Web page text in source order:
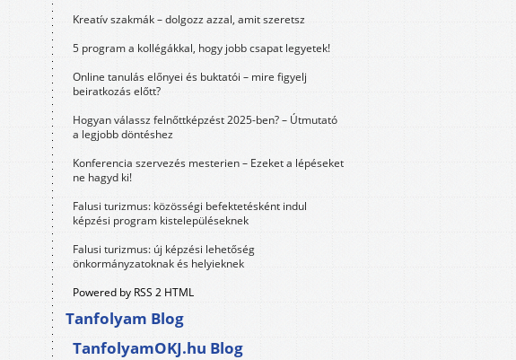
Kreatív szakmák – dolgozz azzal, amit szeretsz
5 program a kollégákkal, hogy jobb csapat legyetek!
Online tanulás előnyei és buktatói – mire figyelj
beiratkozás előtt?
Hogyan válassz felnőttképzést 2025-ben? – Útmutató
a legjobb döntéshez
Konferencia szervezés mesterien – Ezeket a lépéseket
ne hagyd ki!
Falusi turizmus: közösségi befektetésként indul
képzési program kistelepüléseknek
Falusi turizmus: új képzési lehetőség
önkormányzatoknak és helyieknek
Powered by RSS 2 HTML
Tanfolyam Blog
TanfolyamOKJ.hu Blog